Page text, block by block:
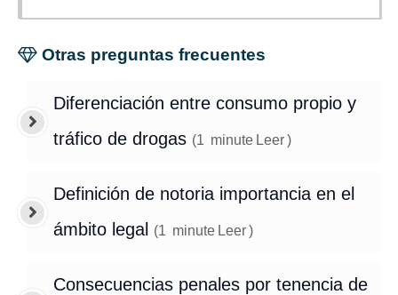
Otras preguntas frecuentes
Diferenciación entre consumo propio y
tráfico de drogas (1 minute Leer)
Definición de notoria importancia en el
ámbito legal
(1 minute Leer)
Consecuencias penales por tenencia de